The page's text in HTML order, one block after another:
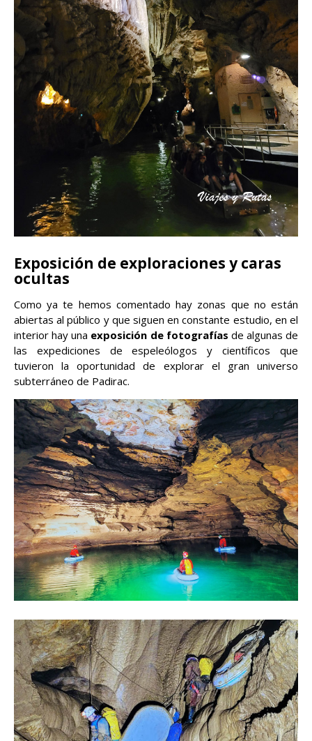
Exposición de exploraciones y caras
ocultas
Como ya te hemos comentado hay zonas que no están
abiertas al público y que siguen en constante estudio, en el
interior hay una exposición de fotografías de algunas de
las expediciones de espeleólogos y científicos que
tuvieron la oportunidad de explorar el gran universo
subterráneo de Padirac.